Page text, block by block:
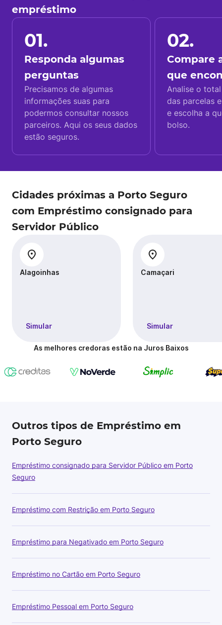
empréstimo
01.
Responda algumas
perguntas
Precisamos de algumas
informações suas para
podermos consultar nossos
parceiros. Aqui os seus dados
estão seguros.
02.
Compare
que
Analise o
das parcelas
e escolha a
bolso.
Cidades próximas a Porto Seguro
com Empréstimo consignado para
Servidor Público
Alagoinhas
Simular
Camaçari
Simular
As melhores credoras estão na Juros Baixos
Outros tipos de Empréstimo em
Porto Seguro
Empréstimo consignado para Servidor Público em Porto
Seguro
Empréstimo com Restrição em Porto Seguro
Empréstimo para Negativado em Porto Seguro
Empréstimo no Cartão em Porto Seguro
Empréstimo Pessoal em Porto Seguro